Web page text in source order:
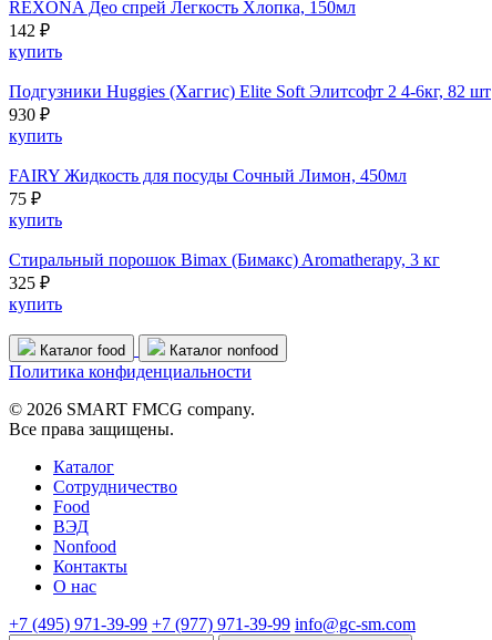
REXONA Део спрей Легкость Хлопка, 150мл
142 ₽
купить
Подгузники Huggies (Хаггис) Elite Soft Элитсофт 2 4-6кг, 82 шт
930 ₽
купить
FAIRY Жидкость для посуды Сочный Лимон, 450мл
75 ₽
купить
Стиральный порошок Bimax (Бимакс) Aromatherapy, 3 кг
325 ₽
купить
Каталог food Каталог nonfood
Политика конфиденциальности
© 2026 SMART FMCG company.
Все права защищены.
Каталог
Cотрудничество
Food
ВЭД
Nonfood
Контакты
О нас
+7 (495) 971-39-99 +7 (977) 971-39-99 info@gc-sm.com